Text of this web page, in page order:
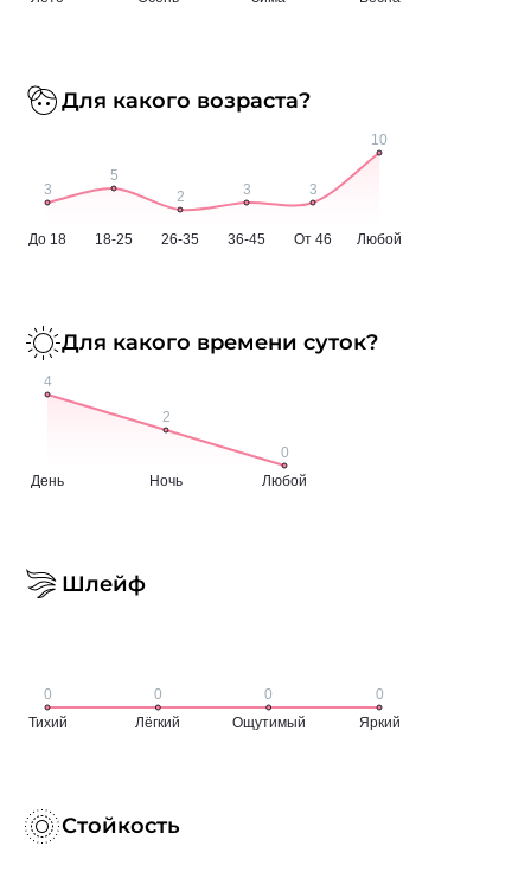
Для какого возраста?
Для какого времени суток?
Шлейф
Стойкость